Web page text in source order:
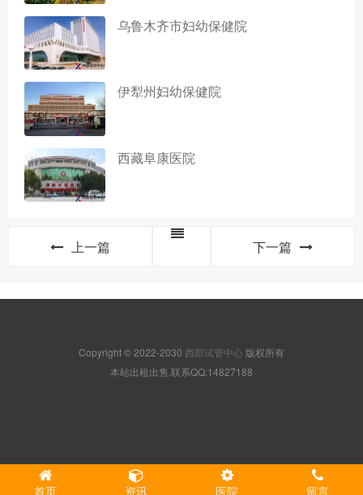
乌鲁木齐市妇幼保健院
伊犁州妇幼保健院
西藏阜康医院
上一篇 下一篇
Copyright © 2022-2030 西部试管中心 版权所有
本站出租出售,联系QQ:14827188
首页 资讯 医院 留言